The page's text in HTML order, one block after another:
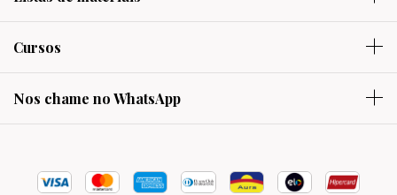
Cursos
Nos chame no WhatsApp